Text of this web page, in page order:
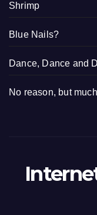
Shrimp
Blue Nails?
Dance, Dance and
No reason, but